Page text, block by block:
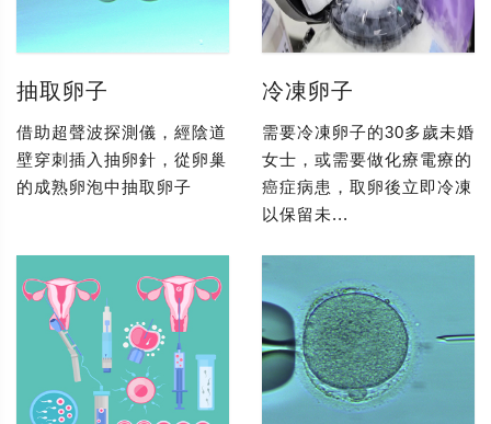
抽取卵子
借助超聲波探測儀，經陰道
壁穿刺插入抽卵針，從卵巢
的成熟卵泡中抽取卵子
冷凍卵子
需要冷凍卵子的30多歲未婚
女士，或需要做化療電療的
癌症病患，取卵後立即冷凍
以保留未...